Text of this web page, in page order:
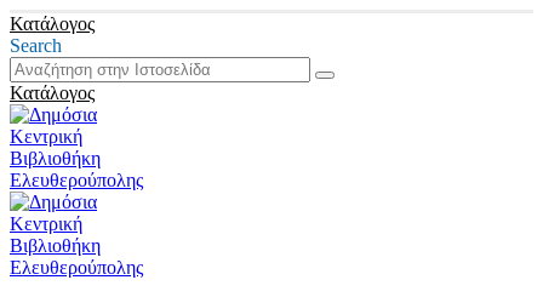
Κατάλογος
Search
Κατάλογος